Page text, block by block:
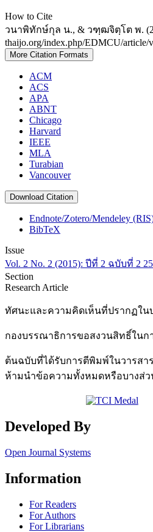
How to Cite
วนาพิทักษ์กุล น., & วฑฺฒจิตฺโต พ.
thaijo.org/index.php/EDMCU/article/
More Citation Formats
ACM
ACS
APA
ABNT
Chicago
Harvard
IEEE
MLA
Turabian
Vancouver
Download Citation
Endnote/Zotero/Mendeley
BibTeX
Issue
Vol. 2 No. 2 (2015): ปีที่ 2 ฉบับที่ 2
Section
Research Article
ทัศนะและความคิดเห็นที่ปรากฏใน
กองบรรณาธิการขอสงวนสิทธิ์ในก
ต้นฉบับที่ได้รับการตีพิมพ์ในวารส
ห้ามนำข้อความทั้งหมดหรือบางส่ว
Developed By
Open Journal Systems
Information
For Readers
For Authors
For Librarians